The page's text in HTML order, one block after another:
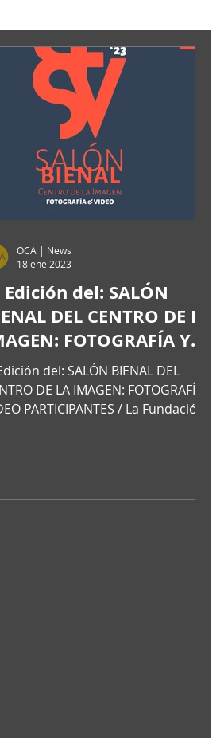
Edición del: SALÓN
DEL CENTRO DE LA
FOTOGRAFÍA Y
PARTICIPANTES
del: SALÓN BIENAL DEL
DE LA IMAGEN: FOTOGRAFÍA Y
PARTICIPANTES / La Fundación
OCA | News
18 ene 2023